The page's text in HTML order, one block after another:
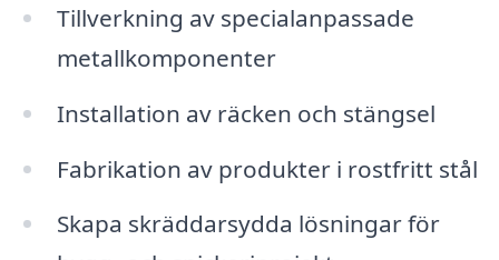
Tillverkning av specialanpassade
metallkomponenter
Installation av räcken och stängsel
Fabrikation av produkter i rostfritt stål
Skapa skräddarsydda lösningar för